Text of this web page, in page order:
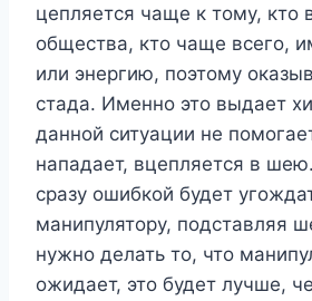
цепляется чаще к тому, кто
общества, кто чаще всего,
или энергию, поэтому
стада. Именно это выдает
данной ситуации не
нападает, вцепляется в
сразу ошибкой будет
манипулятору, подставляя
нужно делать то, что
ожидает, это будет лучше,